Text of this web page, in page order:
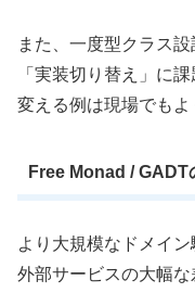
また、一度型クラス
「実装切り替え」に
変える例は現場でもよ
Free Monad / GADT
より大規模なドメイ
外部サービスの大幅な